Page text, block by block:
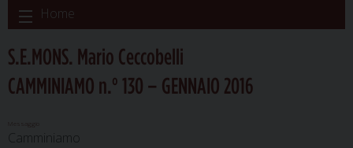
Skip
to
Home
S.E.MONS. Mario Ceccobelli
CAMMINIAMO n.° 130 – GENNAIO 2016
Camminiamo